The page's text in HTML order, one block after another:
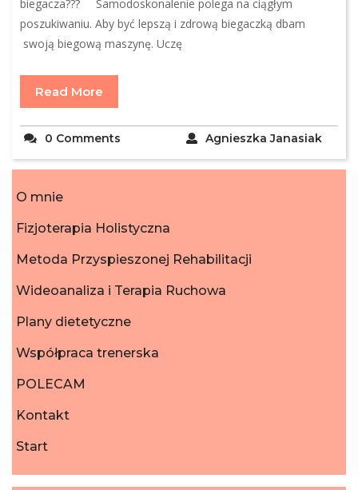
biegacza??? Samodoskonalenie polega na ciągłym
poszukiwaniu. Aby być lepszą i zdrową biegaczką dbam
swoją biegową maszynę. Uczę
Read More
Agnieszka Janasiak
0 Comments
O mnie
Fizjoterapia Holistyczna
Metoda Przyspieszonej Rehabilitacji
Wideoanaliza i Terapia Ruchowa
Plany dietetyczne
Współpraca trenerska
POLECAM
Kontakt
Start